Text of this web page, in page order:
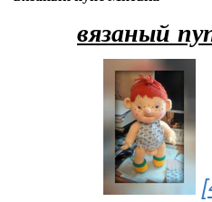
вязаный